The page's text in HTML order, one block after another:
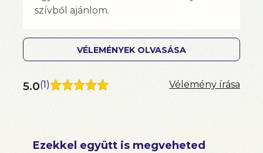
szívből ajánlom.
VÉLEMÉNYEK OLVASÁSA
5.0(1 ) Vélemény írása
Ezekkel együtt is megveheted